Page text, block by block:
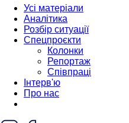
Усі матеріали
Аналітика
Розбір ситуації
Спецпроєкти
Колонки
Репортаж
Співпраці
Інтерв'ю
Про нас